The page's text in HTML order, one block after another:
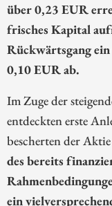
über 0,23 EUR
frisches Kapital
Rückwärtsgang
0,10 EUR ab.
Im Zuge der
entdeckten erste
bescherten der
des bereits
ein